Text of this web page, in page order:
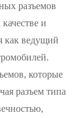
разъемов
и
как ведущий
которые
разъем типа